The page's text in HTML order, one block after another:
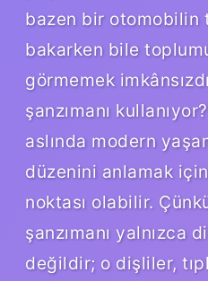
bazen bir otomobilin
bakarken bile
görmemek
şanzımanı
aslında modern
düzenini anlamak
noktası olabilir.
şanzımanı yalnızca
değildir; o dişliler,